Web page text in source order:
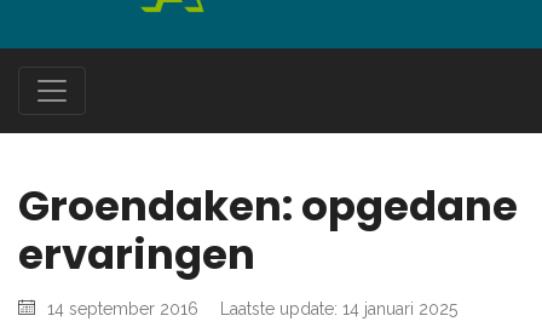
Groendaken: opgedane
ervaringen
14 september 2016 Laatste update: 14 januari 2025